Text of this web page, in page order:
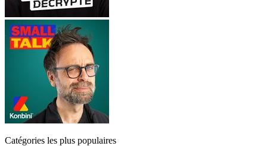
Catégories les plus populaires